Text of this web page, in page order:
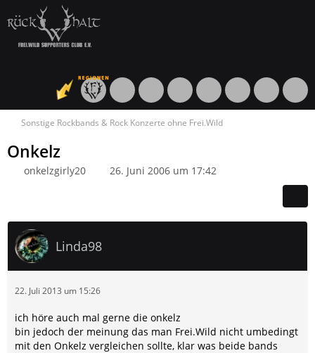
Sonstige Rockbands & Rock Konzerte ohne Frei.Wild
Onkelz
onkelzgirly20 26. Juni 2006 um 17:42
Linda98
22. Juli 2013 um 15:26
ich höre auch mal gerne die onkelz
bin jedoch der meinung das man Frei.Wild nicht umbedingt
mit den Onkelz vergleichen sollte, klar was beide bands